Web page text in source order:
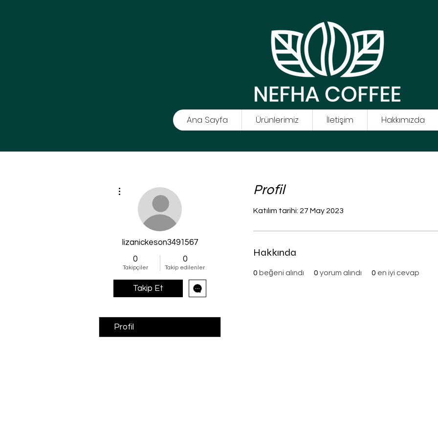
Ana Sayfa Ürünlerimiz İletişim Hakkımızda
Profil
Katılım tarihi: 27 May 2023
Hakkında
0 beğeni alındı 0 yorum alındı 0 en iyi cevap
lizanickeson3491567
0
Takipçiler
0
Takip edilenler
Takip Et
Profil